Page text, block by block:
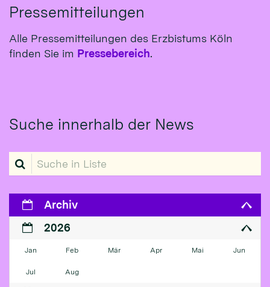
Pressemitteilungen
Alle Pressemitteilungen des Erzbistums Köln
finden Sie im Pressebereich.
Suche innerhalb der News
Suche in Liste
Archiv
2026
Jan Feb Mär Apr Mai Jun
Jul Aug